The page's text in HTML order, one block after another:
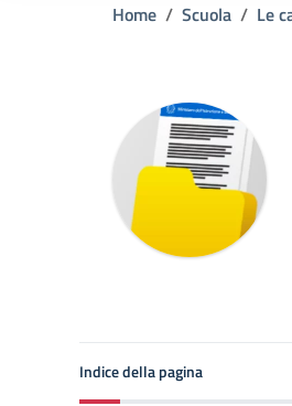
Home Scuola Le
Indice della pagina